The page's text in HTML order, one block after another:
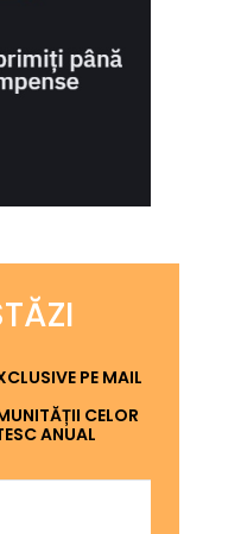
PE MAIL
CELOR
ANUAL